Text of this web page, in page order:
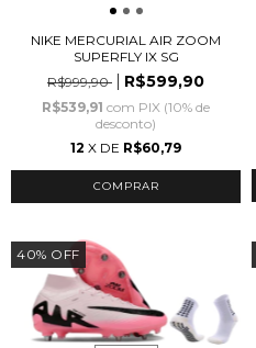
NIKE MERCURIAL AIR ZOOM
SUPERFLY IX SG
R$999,90
R$599,90
R$539,91 com PIX (10% de
desconto)
12 X DE R$60,79
COMPRAR
40% OFF